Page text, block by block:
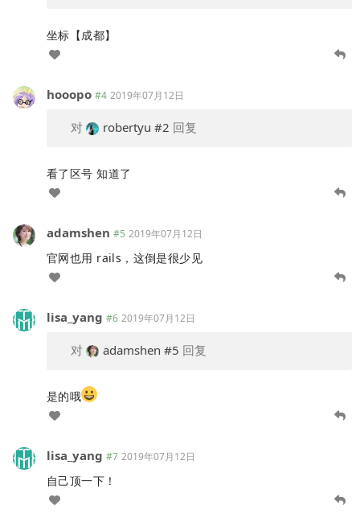
坐标【成都】
hooopo #4 2019年07月12日
对 robertyu #2 回复
看了区号 知道了
adamshen #5 2019年07月12日
官网也用 rails，这倒是很少见
lisa_yang #6 2019年07月12日
对 adamshen #5 回复
是的哦
lisa_yang #7 2019年07月12日
自己顶一下！